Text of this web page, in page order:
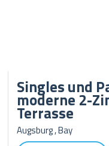
Singles und
moderne 2-
Terrasse
Augsburg , Bay